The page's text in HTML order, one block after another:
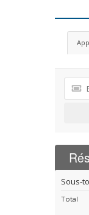
Sous-
Total